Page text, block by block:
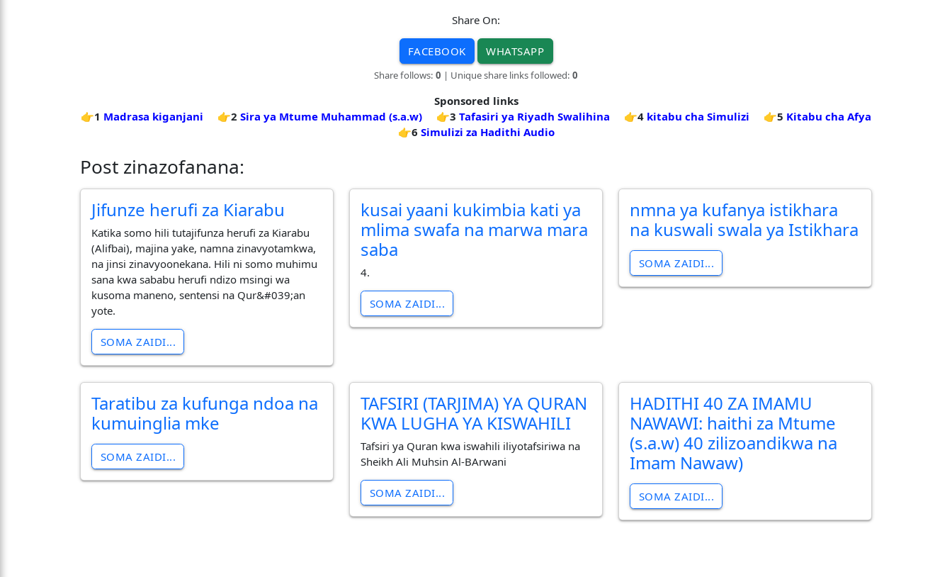
Share On:
FACEBOOK WHATSAPP
Share follows: 0 | Unique share links followed: 0
Sponsored links
👉1 Madrasa kiganjani 👉2 Sira ya Mtume Muhammad (s.a.w) 👉3 Tafasiri ya Riyadh Swalihina 👉4 kitabu cha Simulizi 👉5 Kitabu cha Afya
👉6 Simulizi za Hadithi Audio
Post zinazofanana:
Jifunze herufi za Kiarabu
Katika somo hili tutajifunza herufi za Kiarabu
(Alifbai), majina yake, namna zinavyotamkwa,
na jinsi zinavyoonekana. Hili ni somo muhimu
sana kwa sababu herufi ndizo msingi wa
kusoma maneno, sentensi na Qur&#039;an
yote.
SOMA ZAIDI...
kusai yaani kukimbia kati ya
mlima swafa na marwa mara
saba
4.
SOMA ZAIDI...
nmna ya kufanya istikhara
na kuswali swala ya Istikhara
SOMA ZAIDI...
Taratibu za kufunga ndoa na
kumuinglia mke
SOMA ZAIDI...
TAFSIRI (TARJIMA) YA QURAN
KWA LUGHA YA KISWAHILI
Tafsiri ya Quran kwa iswahili iliyotafsiriwa na
Sheikh Ali Muhsin Al-BArwani
SOMA ZAIDI...
HADITHI 40 ZA IMAMU
NAWAWI: haithi za Mtume
(s.a.w) 40 zilizoandikwa na
Imam Nawaw)
SOMA ZAIDI...